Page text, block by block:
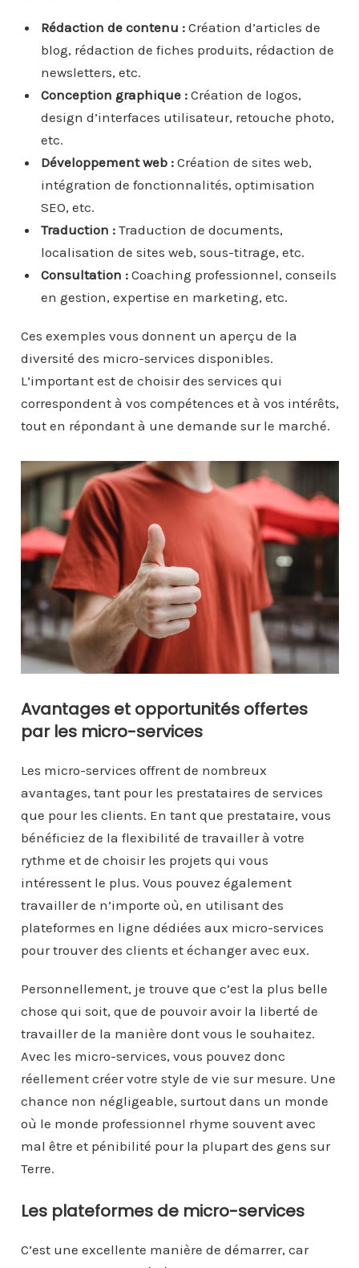
Rédaction de contenu :Création d’articles de
blog, rédaction de fiches produits, rédaction de
newsletters, etc.
Conception graphique :Création de logos,
design d’interfaces utilisateur, retouche photo,
etc.
Développement web :Création de sites web,
intégration de fonctionnalités, optimisation
SEO, etc.
Traduction :Traduction de documents,
localisation de sites web, sous-titrage, etc.
Consultation :Coaching professionnel, conseils
en gestion, expertise en marketing, etc.
Ces exemples vous donnent un aperçu de la
diversité des micro-services disponibles.
L’important est de choisir des services qui
correspondent à vos compétences et à vos intérêts,
tout en répondant à une demande sur le marché.
Avantages et opportunités offertes
par les micro-services
Les micro-services offrent de nombreux
avantages, tant pour les prestataires de services
que pour les clients. En tant que prestataire, vous
bénéficiez de la flexibilité de travailler à votre
rythme et de choisir les projets qui vous
intéressent le plus. Vous pouvez également
travailler de n’importe où, en utilisant des
plateformes en ligne dédiées aux micro-services
pour trouver des clients et échanger avec eux.
Personnellement, je trouve que c’est la plus belle
chose qui soit, que de pouvoir avoir la liberté de
travailler de la manière dont vous le souhaitez.
Avec les micro-services, vous pouvez donc
réellement créer votre style de vie sur mesure. Une
chance non négligeable, surtout dans un monde
où le monde professionnel rhyme souvent avec
mal être et pénibilité pour la plupart des gens sur
Terre.
Les plateformes de micro-services
C’est une excellente manière de démarrer, car